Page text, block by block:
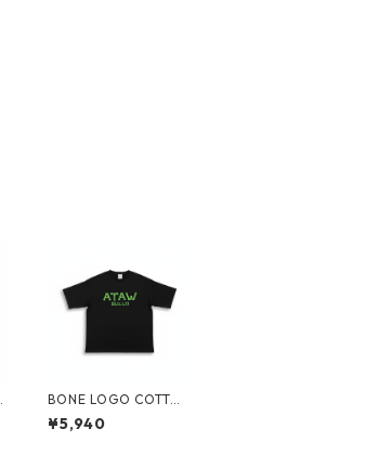
BONE LOGO COTTON
TEE（全2カラー）182
0301036
¥5,940